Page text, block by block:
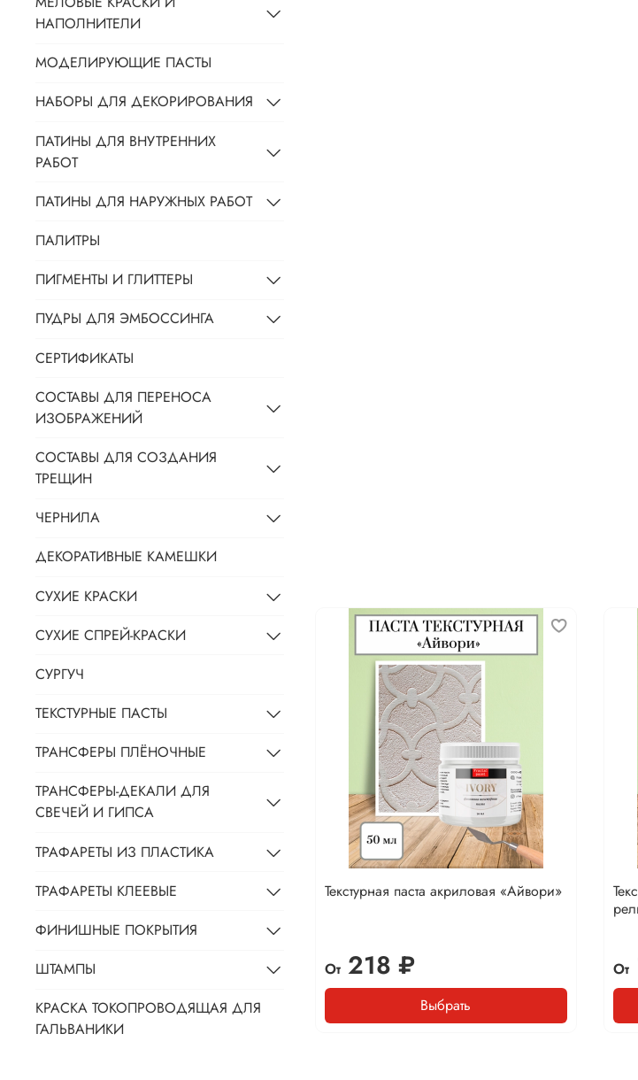
Текстурная паста акриловая «Айвори»
От218 ₽
Выбрать
От
НАПОЛНИТЕЛИ
МОДЕЛИРУЮЩИЕ ПАСТЫ
НАБОРЫ ДЛЯ ДЕКОРИРОВАНИЯ
ПАТИНЫ ДЛЯ ВНУТРЕННИХ
РАБОТ
ПАТИНЫ ДЛЯ НАРУЖНЫХ РАБОТ
ПАЛИТРЫ
ПИГМЕНТЫ И ГЛИТТЕРЫ
ПУДРЫ ДЛЯ ЭМБОССИНГА
СЕРТИФИКАТЫ
СОСТАВЫ ДЛЯ ПЕРЕНОСА
ИЗОБРАЖЕНИЙ
СОСТАВЫ ДЛЯ СОЗДАНИЯ
ТРЕЩИН
ЧЕРНИЛА
ДЕКОРАТИВНЫЕ КАМЕШКИ
СУХИЕ КРАСКИ
СУХИЕ СПРЕЙ-КРАСКИ
СУРГУЧ
ТЕКСТУРНЫЕ ПАСТЫ
ТРАНСФЕРЫ ПЛЁНОЧНЫЕ
ТРАНСФЕРЫ-ДЕКАЛИ ДЛЯ
СВЕЧЕЙ И ГИПСА
ТРАФАРЕТЫ ИЗ ПЛАСТИКА
ТРАФАРЕТЫ КЛЕЕВЫЕ
ФИНИШНЫЕ ПОКРЫТИЯ
ШТАМПЫ
КРАСКА ТОКОПРОВОДЯЩАЯ ДЛЯ
ГАЛЬВАНИКИ